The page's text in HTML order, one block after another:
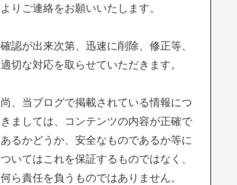
よりご連絡をお願いいたします。
確認が出来次第、迅速に削除、修正等、
適切な対応を取らせていただきます。
尚、当ブログで掲載されている情報につ
きましては、コンテンツの内容が正確で
あるかどうか、安全なものであるか等に
ついてはこれを保証するものではなく、
何ら責任を負うものではありません。